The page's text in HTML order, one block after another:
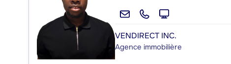
VENDIRECT INC.
Agence immobilière